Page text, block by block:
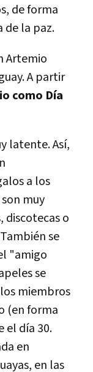
de forma
la paz.
Artemio
A partir
como Día
latente. Así,
a los
muy
discotecas o
se
"amigo
se
miembros
(en forma
el día 30.
en
en las